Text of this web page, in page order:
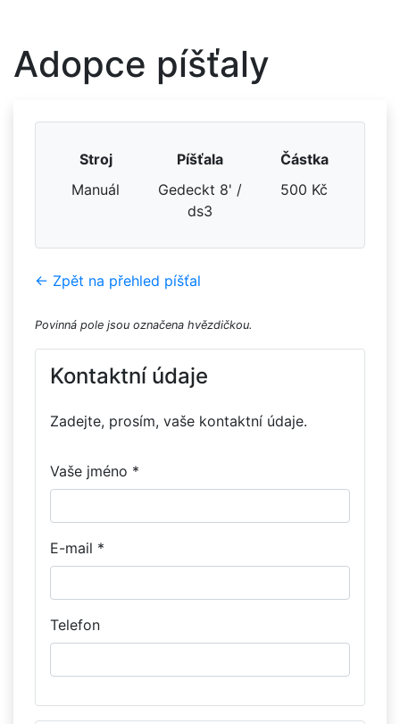
Adopce píšťaly
Stroj Píšťala
Částka
Manuál
Gedeckt 8' /
ds3
500 Kč
← Zpět na přehled píšťal
Povinná pole jsou označena hvězdičkou.
Kontaktní údaje
Zadejte, prosím, vaše kontaktní údaje.
Vaše jméno *
E-mail *
Telefon